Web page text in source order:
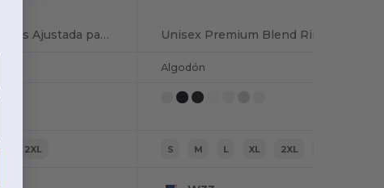
Camiseta de Tirantes Ajustada para Mujer
2XL
Algodón
S M L XL 2XL